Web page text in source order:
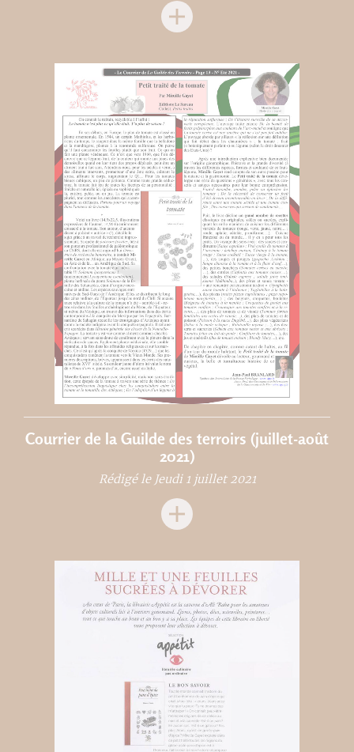
Courrier de la Guilde des terroirs (juillet-août
2021)
Rédigé le Jeudi 1 juillet 2021